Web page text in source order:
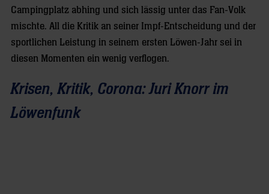
Campingplatz abhing und sich lässig unter das Fan-Volk
mischte. All die Kritik an seiner Impf-Entscheidung und der
sportlichen Leistung in seinem ersten Löwen-Jahr sei in
diesen Momenten ein wenig verflogen.
Krisen, Kritik, Corona: Juri Knorr im
Löwenfunk